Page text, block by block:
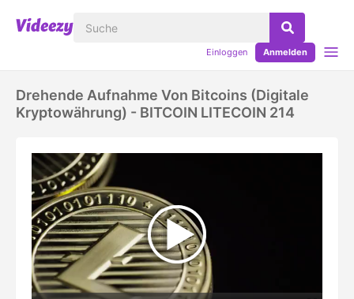
Einloggen Anmelden
Drehende Aufnahme Von Bitcoins (digitale
Kryptowährung) - BITCOIN LITECOIN 214